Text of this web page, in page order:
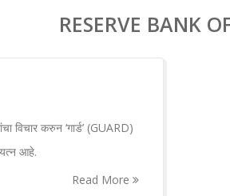
RESERVE BANK
विचार करुन ‘गार्ड’ (GUARD)
आहे.
Read More